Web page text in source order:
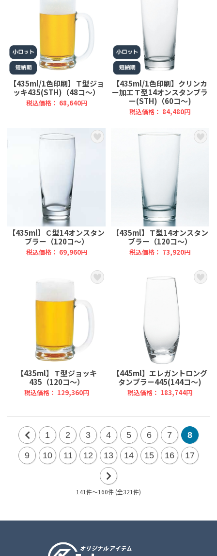
【435ml/1色印刷】Ｔ型ジョ
ッキ435(STH)（48コ～）
税込価格： 68,640円
【435ml/1色印刷】クリンカ
ー加工Ｔ型14オンスタンブラ
ー(STH)（60コ～)
税込価格： 84,480円
【435ml】Ｃ型14オンスタン
ブラー（120コ～）
税込価格： 69,960円
【435ml】Ｔ型14オンスタン
ブラー（120コ～）
税込価格： 73,920円
【435ml】Ｔ型ジョッキ
435（120コ～）
税込価格： 129,360円
【445ml】エレガントロング
タンブラー445(144コ～)
税込価格： 183,744円
前
1 2 3 4 5 6 7 8
9 10 11 12 13 14 15 16 17
次
141件～160件 (全321件)